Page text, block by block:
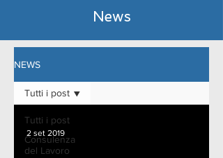
News
NEWS
Tutti i post
Consulenza
del Lavoro
Tutti i post
2 set 2019